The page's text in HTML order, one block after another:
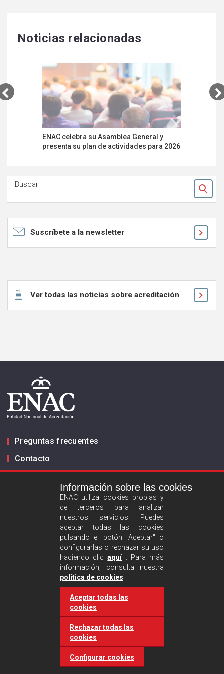
Noticias relacionadas
ENAC celebra su Asamblea General y
presenta su plan de actividades para 2026
Buscar
Ok
Suscríbete a la newsletter
Ver todas las noticias sobre acreditación
Preguntas frecuentes
Contacto
Política de privacidad
Política de cookies
Información sobre las cookies
ENAC utiliza cookies propias y
de terceros para analizar
nuestros servicios. Puedes
aceptar todas las cookies
pulsando el botón "Aceptar" o
configurarlas o rechazar su uso
haciendo clicaquí. Para más
información, consulta nuestra
política de cookies
Aceptar todas las
cookies
Rechazar todas las
cookies
Configurar cookies